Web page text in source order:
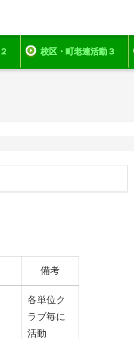
校区・町老連活動３
備考
各単位ク
ラブ毎に
活動